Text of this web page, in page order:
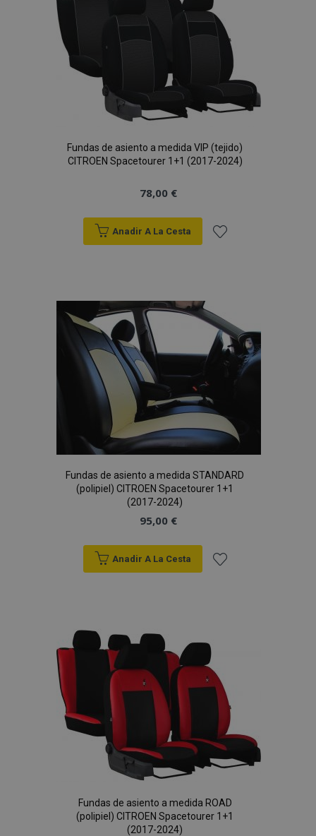
de
Deseos
Fundas de asiento a medida VIP (tejido)
CITROEN Spacetourer 1+1 (2017-2024)
78,00 €
Anadir A La Cesta
Lista
de
Deseos
Fundas de asiento a medida STANDARD
(polipiel) CITROEN Spacetourer 1+1
(2017-2024)
95,00 €
Anadir A La Cesta
Lista
de
Deseos
Fundas de asiento a medida ROAD
(polipiel) CITROEN Spacetourer 1+1
(2017-2024)